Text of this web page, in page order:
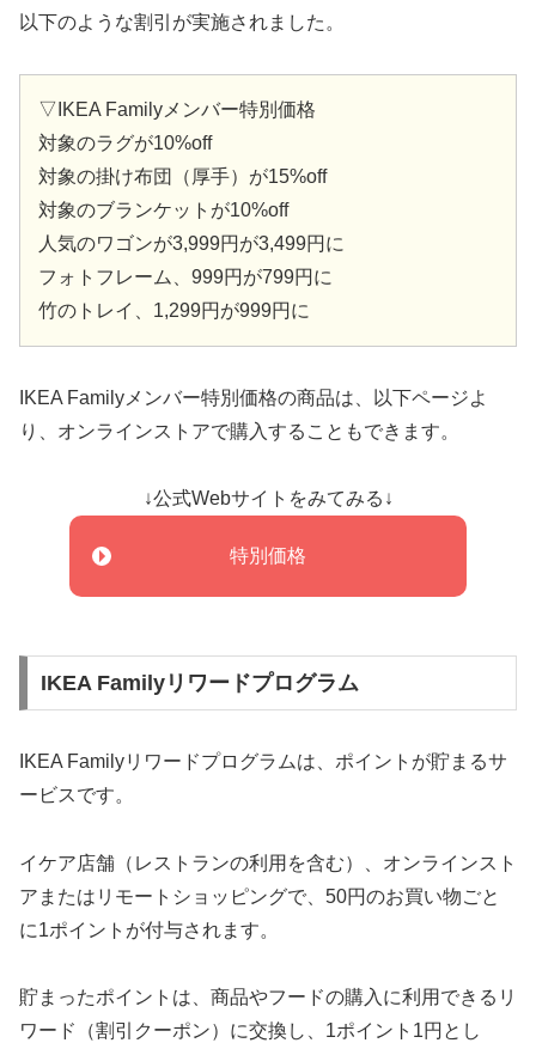
以下のような割引が実施されました。
▽IKEA Familyメンバー特別価格
対象のラグが10%off
対象の掛け布団（厚手）が15%off
対象のブランケットが10%off
人気のワゴンが3,999円が3,499円に
フォトフレーム、999円が799円に
竹のトレイ、1,299円が999円に
IKEA Familyメンバー特別価格の商品は、以下ページよ
り、オンラインストアで購入することもできます。
↓公式Webサイトをみてみる↓
特別価格
IKEA Familyリワードプログラム
IKEA Familyリワードプログラムは、ポイントが貯まるサ
ービスです。
イケア店舗（レストランの利用を含む）、オンラインスト
アまたはリモートショッピングで、50円のお買い物ごと
に1ポイントが付与されます。
貯まったポイントは、商品やフードの購入に利用できるリ
ワード（割引クーポン）に交換し、1ポイント1円とし